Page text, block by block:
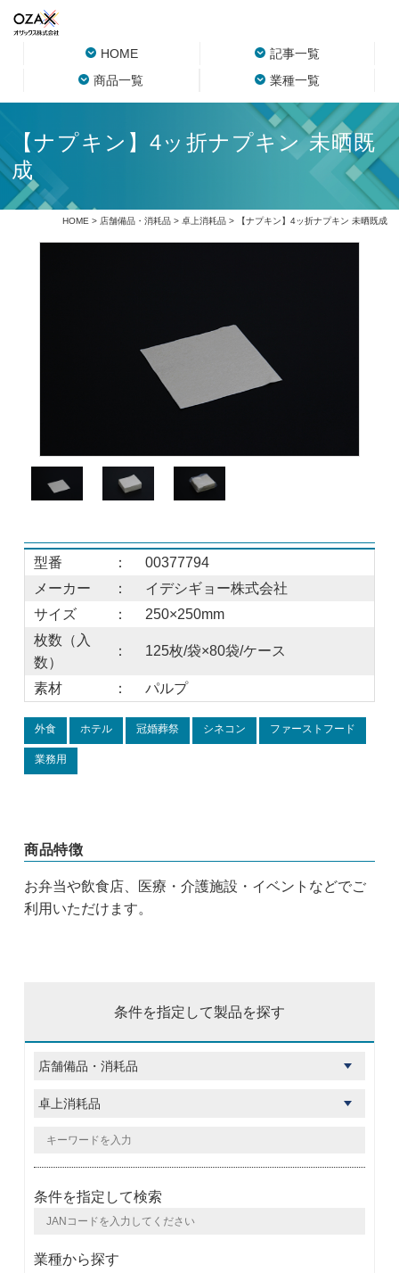
HOME
記事一覧
商品一覧
業種一覧
【ナプキン】4ッ折ナプキン 未晒既
成
HOME > 店舗備品・消耗品> 卓上消耗品> 【ナプキン】4ッ折ナプキン 未晒既成
型番 ：
00377794
メーカー
：
イデシギョー株式会社
サイズ
：
250×250mm
枚数（入
数）
： 125枚/袋×80袋/ケース
素材 ： パルプ
外食 ホテル 冠婚葬祭 シネコン ファーストフード
業務用
商品特徴
お弁当や飲食店、医療・介護施設・イベントなどでご
利用いただけます。
条件を指定して製品を探す
条件を指定して検索
業種から探す